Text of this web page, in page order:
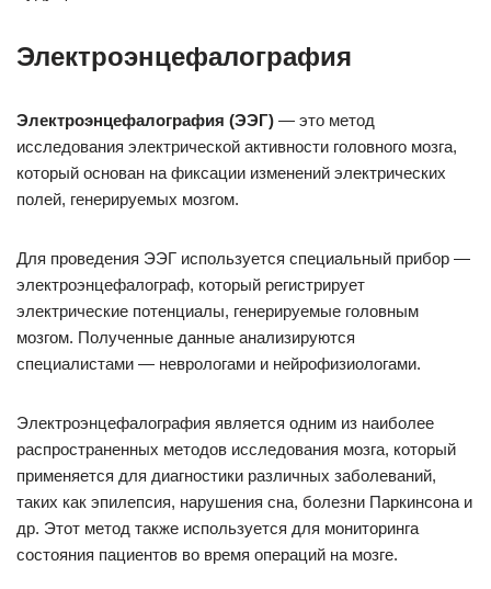
Электроэнцефалография
Электроэнцефалография (ЭЭГ) — это метод
исследования электрической активности головного мозга,
который основан на фиксации изменений электрических
полей, генерируемых мозгом.
Для проведения ЭЭГ используется специальный прибор —
электроэнцефалограф, который регистрирует
электрические потенциалы, генерируемые головным
мозгом. Полученные данные анализируются
специалистами — неврологами и нейрофизиологами.
Электроэнцефалография является одним из наиболее
распространенных методов исследования мозга, который
применяется для диагностики различных заболеваний,
таких как эпилепсия, нарушения сна, болезни Паркинсона и
др. Этот метод также используется для мониторинга
состояния пациентов во время операций на мозге.